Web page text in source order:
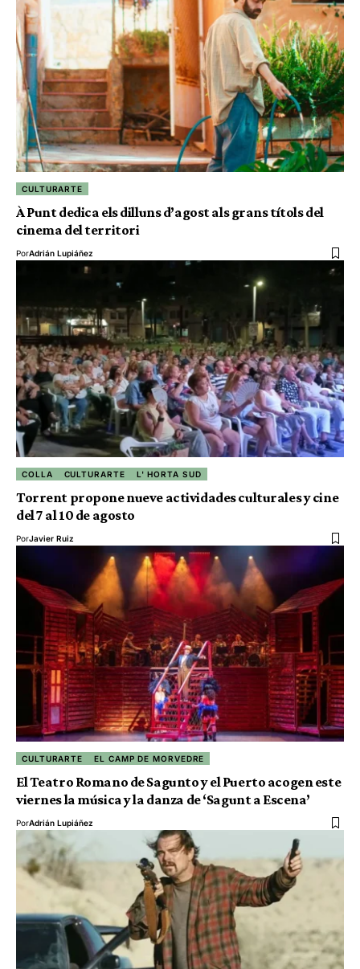
CULTURARTE
À Punt dedica els dilluns d’agost als grans títols del
cinema del territori
PorAdrián Lupiáñez
COLLA CULTURARTE L' HORTA SUD
Torrent propone nueve actividades culturales y cine
del 7 al 10 de agosto
PorJavier Ruiz
CULTURARTE EL CAMP DE MORVEDRE
El Teatro Romano de Sagunto y el Puerto acogen este
viernes la música y la danza de ‘Sagunt a Escena’
PorAdrián Lupiáñez